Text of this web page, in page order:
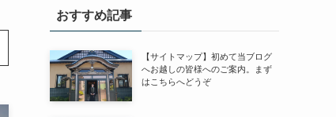
おすすめ記事
【サイトマップ】初めて当ブログ
へお越しの皆様へのご案内。まず
はこちらへどうぞ